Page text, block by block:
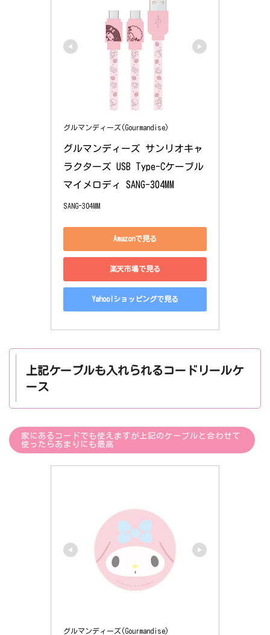
グルマンディーズ(Gourmandise)
グルマンディーズ サンリオキャ
ラクターズ USB Type-Cケーブル
マイメロディ SANG-304MM
SANG-304MM
Amazonで見る
楽天市場で見る
Yahoo!ショッピングで見る
上記ケーブルも入れられるコードリールケ
ース
家にあるコードでも使えますが上記のケーブルと合わせて
使ったらあまりにも最高
グルマンディーズ(Gourmandise)